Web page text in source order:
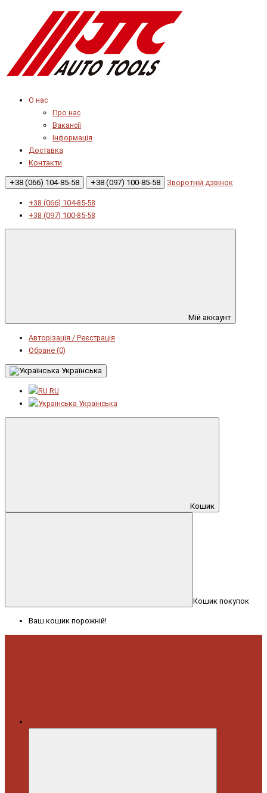
О нас
Про нас
Вакансії
Інформація
Доставка
Контакти
+38 (066) 104-85-58 +38 (097) 100-85-58 Зворотній дзвінок
+38 (066) 104-85-58
+38 (097) 100-85-58
Мій аккаунт
Авторізація / Реєстрація
Обране (0)
Українська
RU
Українська
Кошик
Кошик покупок
Ваш кошик порожній!